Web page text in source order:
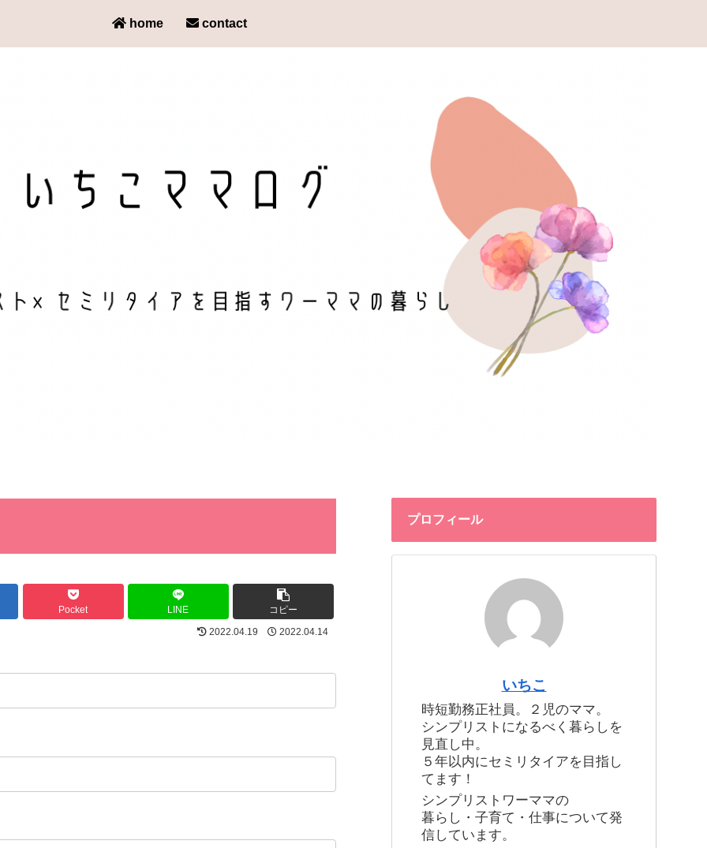
home contact
Pocket LINE
コピー
2022.04.19
2022.04.14
プロフィール
いちこ
時短勤務正社員。２児のママ。
シンプリストになるべく暮らしを
見直し中。
５年以内にセミリタイアを目指し
てます！
シンプリストワーママの
暮らし・子育て・仕事について発
信しています。